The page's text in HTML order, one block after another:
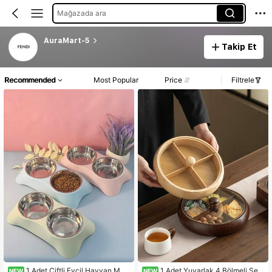
Mağazada ara
AuraMart-5
Takip Et
Recommended Most Popular Price Filtrele